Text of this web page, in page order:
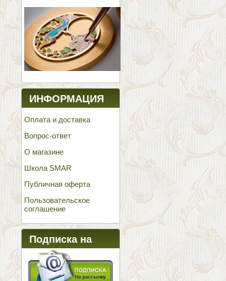
ИНФОРМАЦИЯ
Оплата и доставка
Вопрос-ответ
О магазине
Школа SMAR
Публичная оферта
Пользовательское
соглашение
Подписка на
новости